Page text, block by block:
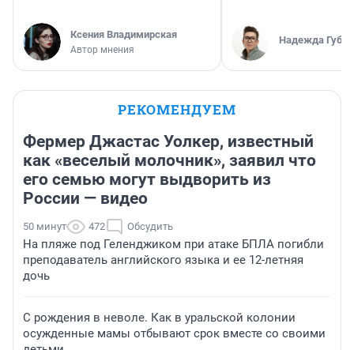
Ксения Владимирская
Автор мнения
Надежда
РЕКОМЕНДУЕМ
Фермер Джастас Уолкер, известный
как «веселый молочник», заявил что
его семью могут выдворить из
России — видео
50 минут 472 Обсудить
На пляже под Геленджиком при атаке БПЛА погибли
преподаватель английского языка и ее 12-летняя
дочь
С рождения в неволе. Как в уральской колонии
осужденные мамы отбывают срок вместе со своими